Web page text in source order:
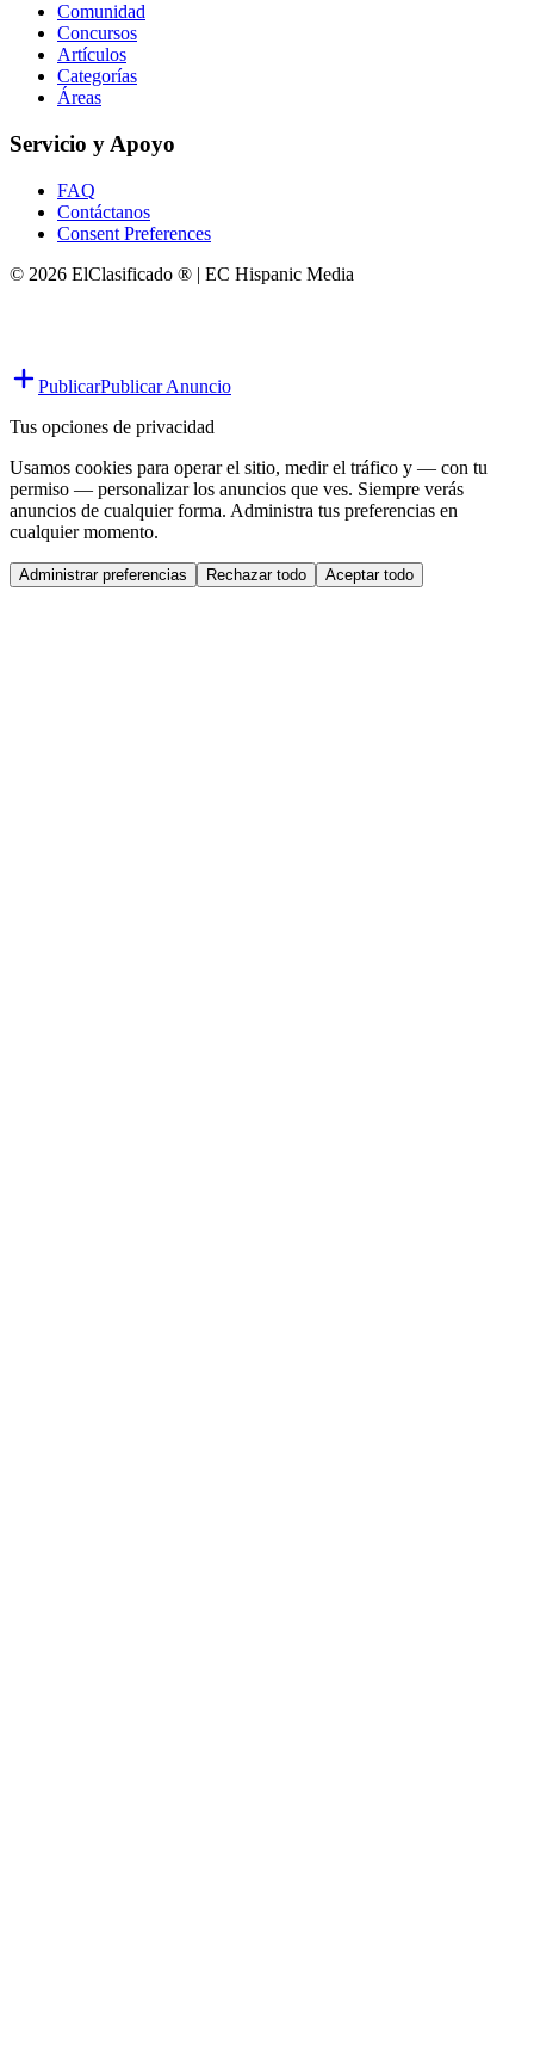
Comunidad
Concursos
Artículos
Categorías
Áreas
Servicio y Apoyo
FAQ
Contáctanos
Consent Preferences
© 2026 ElClasificado ® | EC Hispanic Media
PublicarPublicar Anuncio
Tus opciones de privacidad
Usamos cookies para operar el sitio, medir el tráfico y — con tu
permiso — personalizar los anuncios que ves. Siempre verás
anuncios de cualquier forma. Administra tus preferencias en
cualquier momento.
Administrar preferencias Rechazar todo Aceptar todo